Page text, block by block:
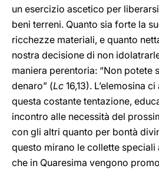
un esercizio ascetico per
beni terreni. Quanto sia forte la
ricchezze materiali, e quanto
nostra decisione di non
maniera perentoria: “Non potete
denaro” (Lc 16,13). L’elemosina
questa costante tentazione,
incontro alle necessità del
con gli altri quanto per bontà
questo mirano le collette
che in Quaresima vengono